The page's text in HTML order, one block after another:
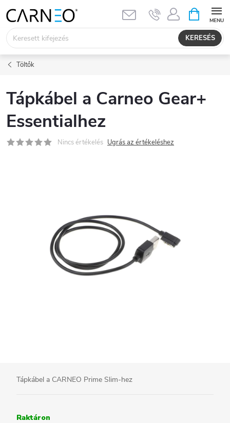
tartalomhoz
KERESÉS
KOSÁR
Töltők
Tápkábel a Carneo Gear+
Essentialhez
Nincs értékelés Ugrás az értékeléshez
Tápkábel a CARNEO Prime Slim-hez
Raktáron